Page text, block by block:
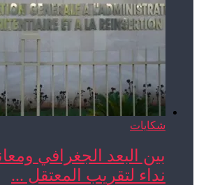
شكايات
بين البعد الجغرافي ومعاناة
نداء لتقريب المعتقل ...